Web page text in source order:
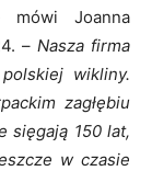
mówi Joanna
– Nasza firma
wikliny.
zagłębiu
sięgają 150 lat,
w czasie